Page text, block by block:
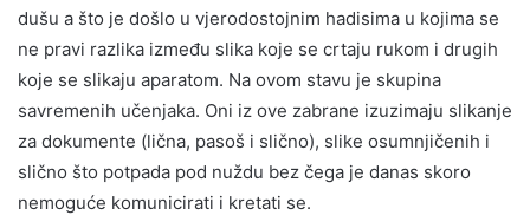
dušu a što je došlo u vjerodostojnim hadisima u kojima se
ne pravi razlika između slika koje se crtaju rukom i drugih
koje se slikaju aparatom. Na ovom stavu je skupina
savremenih učenjaka. Oni iz ove zabrane izuzimaju slikanje
za dokumente (lična, pasoš i slično), slike osumnjičenih i
slično što potpada pod nuždu bez čega je danas skoro
nemoguće komunicirati i kretati se.